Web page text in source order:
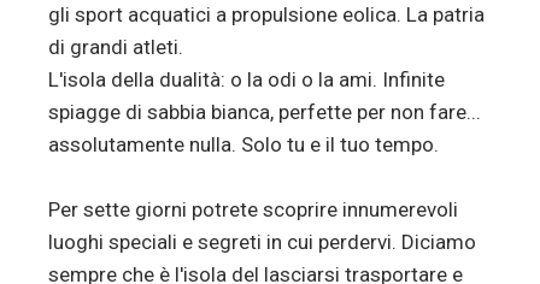
gli sport acquatici a propulsione eolica. La patria
di grandi atleti.
L'isola della dualità: o la odi o la ami. Infinite
spiagge di sabbia bianca, perfette per non fare...
assolutamente nulla. Solo tu e il tuo tempo.
Per sette giorni potrete scoprire innumerevoli
luoghi speciali e segreti in cui perdervi. Diciamo
sempre che è l'isola del lasciarsi trasportare e